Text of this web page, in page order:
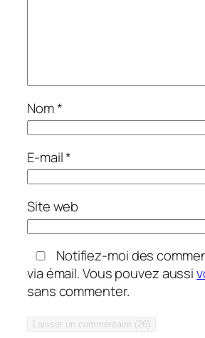
Nom*
E-mail*
Site web
Notifiez-moi des
via émail. Vous pouvez aussi
sans commenter.